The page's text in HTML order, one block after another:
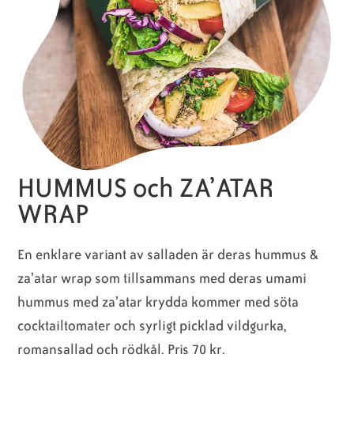
HUMMUS och ZA’ATAR
WRAP
En enklare variant av salladen är deras hummus &
za’atar wrap som tillsammans med deras umami
hummus med za’atar krydda kommer med söta
cocktailtomater och syrligt picklad vildgurka,
romansallad och rödkål. Pris 70 kr.